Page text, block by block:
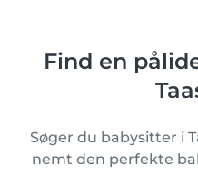
Find en
Søger du babysitter i
nemt den perfekte